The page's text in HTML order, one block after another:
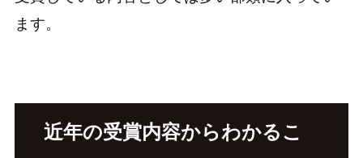
ます。
近年の受賞内容からわかるこ